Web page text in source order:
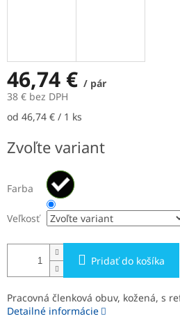
46,74 € / pár
38 € bez DPH
Jednotková
od 46,74 € / 1 ks
Zvoľte variant
Farba
Veľkosť
Pridať do košíka
Pracovná členková obuv, kožená, s
Detailné informácie